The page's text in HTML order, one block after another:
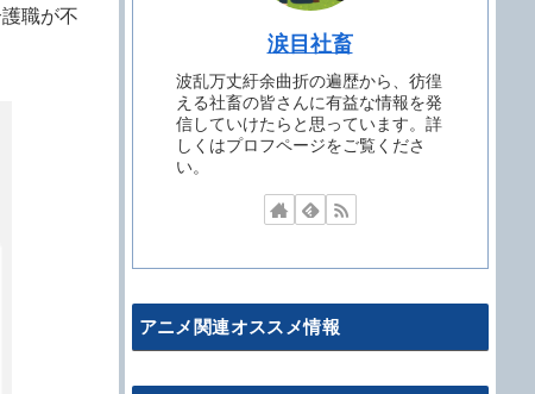
職が不
涙目社畜
波乱万丈紆余曲折の遍歴から、彷徨
える社畜の皆さんに有益な情報を発
信していけたらと思っています。詳
しくはプロフページをご覧くださ
い。
アニメ関連オススメ情報